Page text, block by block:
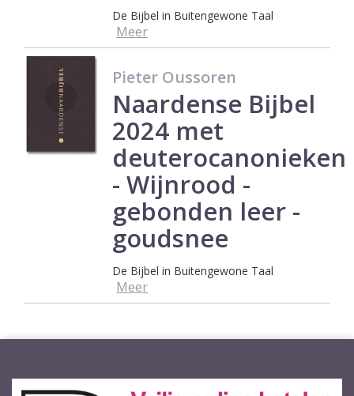
De Bijbel in Buitengewone Taal
Meer
Pieter Oussoren
Naardense Bijbel
2024 met
deuterocanonieken
- Wijnrood -
gebonden leer -
goudsnee
De Bijbel in Buitengewone Taal
Meer